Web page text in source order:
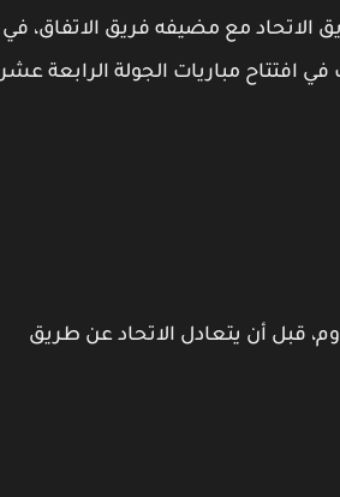
1-1 مواجهة فريق الاتحاد مع مضيفه فريق الاتفاق، في
في افتتاح مباريات الجولة الرابعة عشر
فاينالدوم، قبل أن يتعادل الاتحاد عن طريق